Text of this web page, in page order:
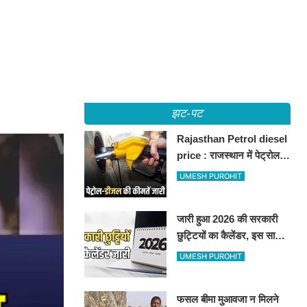
झट-पट
Rajasthan Petrol diesel
price : राजस्थान में पेट्रोल-
डीजल की कीमतें जारी, जानिए
UMESH PUROHIT
जारी हुआ 2026 की सरकारी
छुट्टियों का कैलेंडर, इस साल
कई बार मिलेगा लगातार
UMESH PUROHIT
फसल बीमा मुआवजा न मिलने